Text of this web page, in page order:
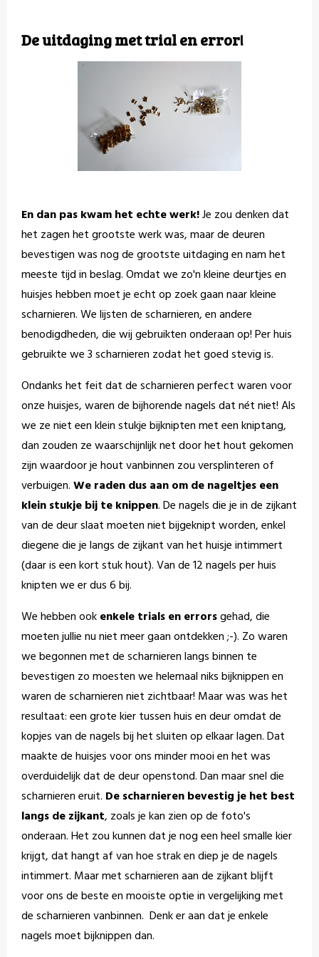
De uitdaging met trial en error!
En dan pas kwam het echte werk!Je zou denken dat
het zagen het grootste werk was, maar de deuren
bevestigen was nog de grootste uitdaging en nam het
meeste tijd in beslag. Omdat we zo'n kleine deurtjes en
huisjes hebben moet je echt op zoek gaan naar kleine
scharnieren. We lijsten de scharnieren, en andere
benodigdheden, die wij gebruikten onderaan op! Per huis
gebruikte we 3 scharnieren zodat het goed stevig is.
Ondanks het feit dat de scharnieren perfect waren voor
onze huisjes, waren de bijhorende nagels dat nét niet! Als
we ze niet een klein stukje bijknipten met een kniptang,
dan zouden ze waarschijnlijk net door het hout gekomen
zijn waardoor je hout vanbinnen zou versplinteren of
verbuigen.We raden dus aan om de nageltjes een
klein stukje bij te knippen. De nagels die je in de zijkant
van de deur slaat moeten niet bijgeknipt worden, enkel
diegene die je langs de zijkant van het huisje intimmert
(daar is een kort stuk hout).Van de 12 nagels per huis
knipten we er dus 6 bij.
We hebben ookenkele trials en errorsgehad, die
moeten jullie nu niet meer gaan ontdekken ;-). Zo waren
we begonnen met de scharnieren langs binnen te
bevestigen zo moesten we helemaal niks bijknippen en
waren de scharnieren niet zichtbaar! Maar was was het
resultaat: een grote kier tussen huis en deur omdat de
kopjes van de nagels bij het sluiten op elkaar lagen. Dat
maakte de huisjes voor ons minder mooi en het was
overduidelijk dat de deur openstond. Dan maar snel die
scharnieren eruit. De scharnieren bevestig je het best
langs de zijkant, zoals je kan zien op de foto's
onderaan. Het zou kunnen dat je nog een heel smalle kier
krijgt, dat hangt af van hoe strak en diep je de nagels
intimmert. Maar met scharnieren aan de zijkant blijft
voor ons de beste en mooiste optie in vergelijking met
de scharnieren vanbinnen. Denk er aan dat je enkele
nagels moet bijknippen dan.